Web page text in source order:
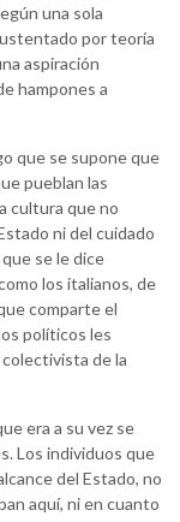
una sola
por teoría
aspiración
hampones a
que se supone que
pueblan las
cultura que no
ni del cuidado
se le dice
los italianos, de
comparte el
políticos les
de la
era a su vez se
Los individuos que
del Estado, no
aquí, ni en cuanto